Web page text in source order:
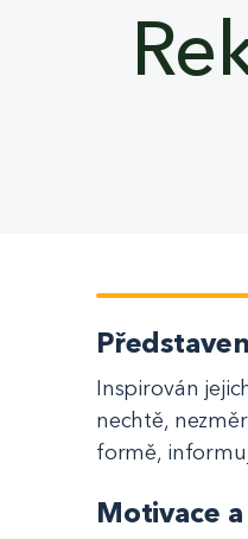
Inspirován
nechtě,
formě,
Motivace